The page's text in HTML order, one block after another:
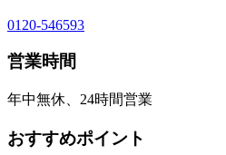
0120-546593
営業時間
年中無休、24時間営業
おすすめポイント